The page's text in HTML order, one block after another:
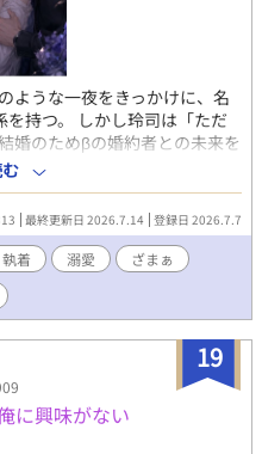
ような一夜をきっかけに、名
持つ。 しかし玲司は「ただ
婚のためβの婚約者との未来を
から姿を消す。 数か月後
らなかった希少な『遅咲き
司は初めて湊こそが運命の番
今さら必死に追いかけてくる
続けてくれた医師のα・神崎
でしょう」 後悔に苦しむα、
る陰謀。 もう二度と傷つきた
捨てた側の後悔と執着が加
最終更新日 2026.7.14 登録日 2026.7.7
執着 溺愛
ざまぁ
19
に興味がない